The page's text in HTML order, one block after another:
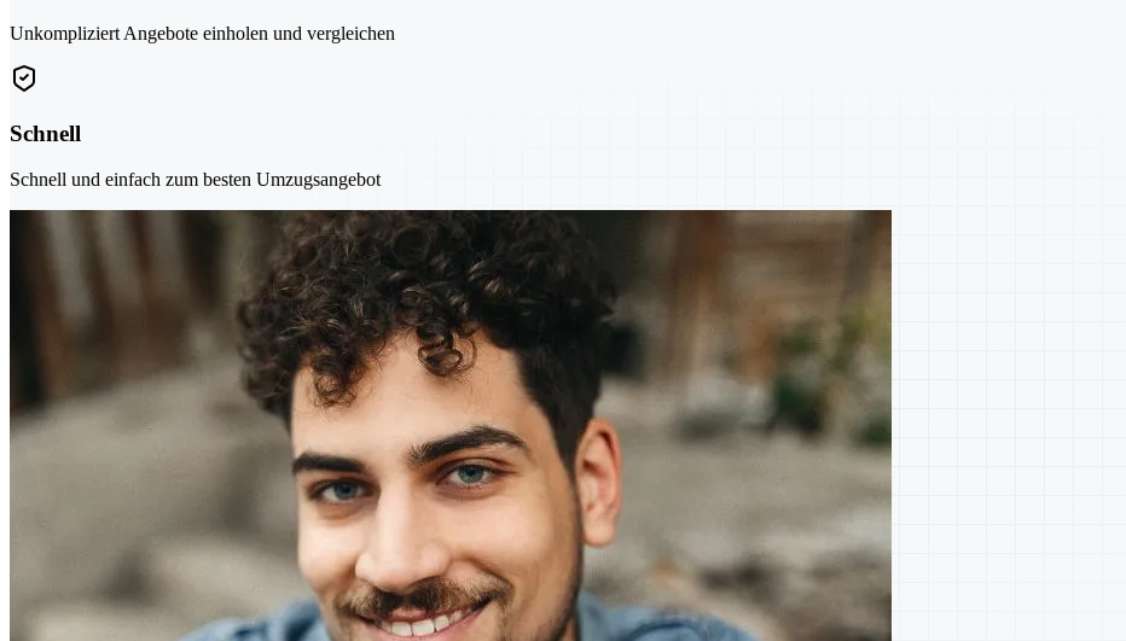
Unkompliziert Angebote einholen und vergleichen
Schnell
Schnell und einfach zum besten Umzugsangebot